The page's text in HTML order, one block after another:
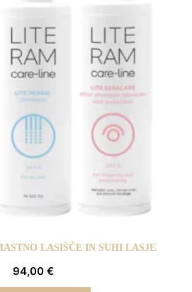
LASIŠČE IN SUHI LASJE
94,00 €